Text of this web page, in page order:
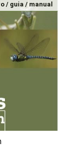
/ guia / manual